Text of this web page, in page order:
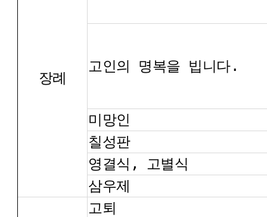
장례
고인의 명복을 빕니다.
미망인
칠성판
영결식, 고별식
삼우제
고퇴